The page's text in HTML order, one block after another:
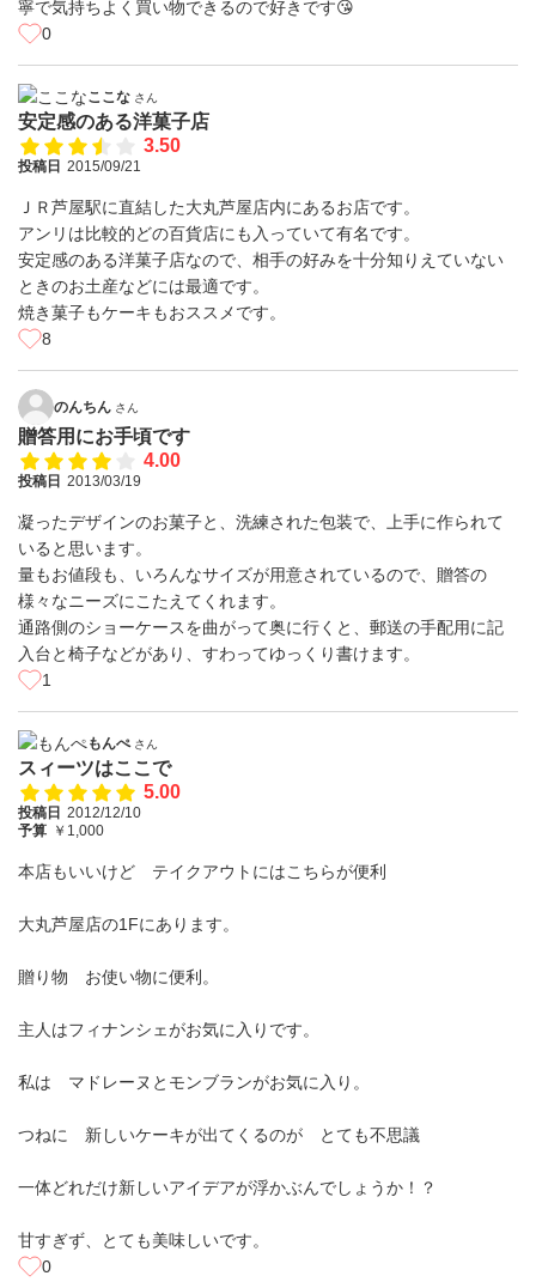
寧で気持ちよく買い物できるので好きです😘
0
ここな さん
安定感のある洋菓子店
3.50
投稿日 2015/09/21
ＪＲ芦屋駅に直結した大丸芦屋店内にあるお店です。
アンリは比較的どの百貨店にも入っていて有名です。
安定感のある洋菓子店なので、相手の好みを十分知りえていない
ときのお土産などには最適です。
焼き菓子もケーキもおススメです。
8
のんちん さん
贈答用にお手頃です
4.00
投稿日 2013/03/19
凝ったデザインのお菓子と、洗練された包装で、上手に作られて
いると思います。
量もお値段も、いろんなサイズが用意されているので、贈答の
様々なニーズにこたえてくれます。
通路側のショーケースを曲がって奥に行くと、郵送の手配用に記
入台と椅子などがあり、すわってゆっくり書けます。
1
もんぺ さん
スィーツはここで
5.00
投稿日 2012/12/10
予算 ￥1,000
本店もいいけど テイクアウトにはこちらが便利
大丸芦屋店の1Fにあります。
贈り物 お使い物に便利。
主人はフィナンシェがお気に入りです。
私は マドレーヌとモンブランがお気に入り。
つねに 新しいケーキが出てくるのが とても不思議
一体どれだけ新しいアイデアが浮かぶんでしょうか！？
甘すぎず、とても美味しいです。
0